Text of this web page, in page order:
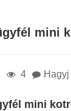
mini
4
mini